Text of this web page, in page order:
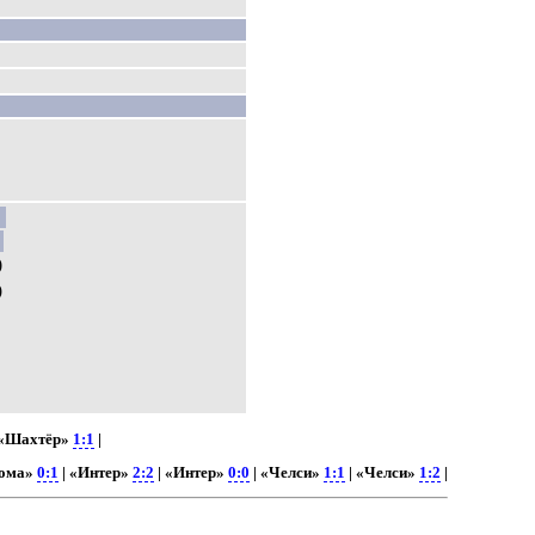
1:1 |
0:1 | «Интер» 2:2 | «Интер» 0:0 | «Челси» 1:1 | «Челси» 1:2 |